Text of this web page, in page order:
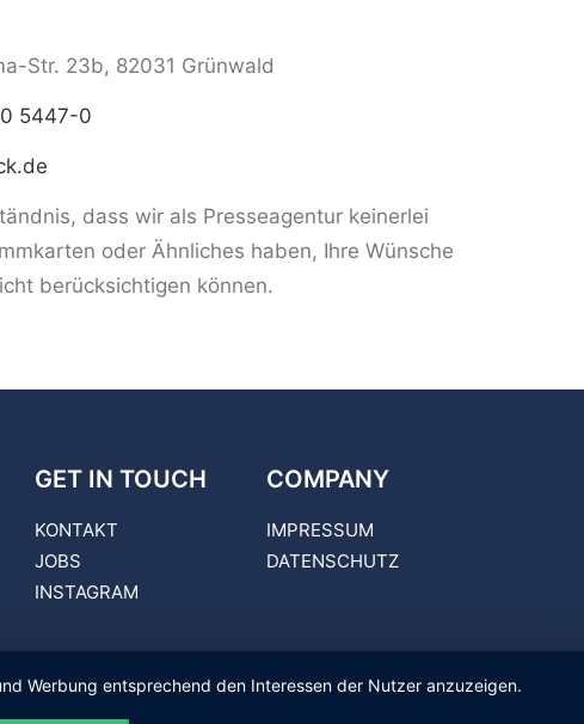
Str. 23b, 82031 Grünwald
5447-0
dass wir als Presseagentur keinerlei
oder Ähnliches haben, Ihre Wünsche
berücksichtigen können.
GET IN TOUCH
KONTAKT
JOBS
INSTAGRAM
COMPANY
IMPRESSUM
DATENSCHUTZ
Werbung entsprechend den Interessen der Nutzer anzuzeigen.